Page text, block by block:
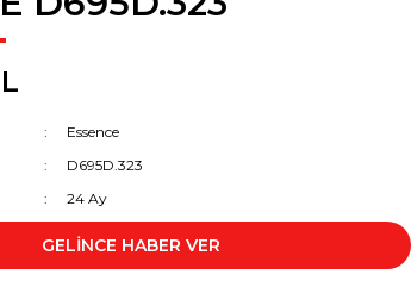
Essence
D695D.323
24 Ay
GELİNCE HABER VER